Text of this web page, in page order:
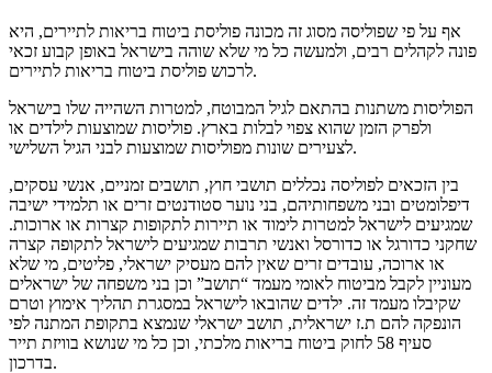
אף על פי שפוליסה מסוג זה מכונה פוליסת ביטוח בריאות לתיירים, היא
פונה לקהלים רבים, ולמעשה כל מי שלא שוהה בישראל באופן קבוע זכאי
לרכוש פוליסת ביטוח בריאות לתיירים.
הפוליסות משתנות בהתאם לגיל המבוטח, למטרות השהייה שלו בישראל
ולפרק הזמן שהוא צפוי לבלות בארץ. פוליסות שמוצעות לילדים או
לצעירים שונות מפוליסות שמוצעות לבני הגיל השלישי.
בין הזכאים לפוליסה נכללים תושבי חוץ, תושבים זמניים, אנשי עסקים,
דיפלומטים ובני משפחותיהם, בני נוער סטודנטים זרים או תלמידי ישיבה
שמגיעים לישראל למטרות לימוד או תיירות לתקופות קצרות או ארוכות.
שחקני כדורגל או כדורסל ואנשי תרבות שמגיעים לישראל לתקופה קצרה
או ארוכה, עובדים זרים שאין להם מעסיק ישראלי, פליטים, מי שלא
מעוניין לקבל מביטוח לאומי מעמד “תושב” וכן בני משפחה של ישראלים
שקיבלו מעמד זה. ילדים שהובאו לישראל במסגרת תהליך אימוץ וטרם
הונפקה להם ת.ז ישראלית, תושב ישראלי שנמצא בתקופת המתנה לפי
סעיף 58 לחוק ביטוח בריאות מלכתי, וכן כל מי שנושא בוויזת תייר
בדרכון.